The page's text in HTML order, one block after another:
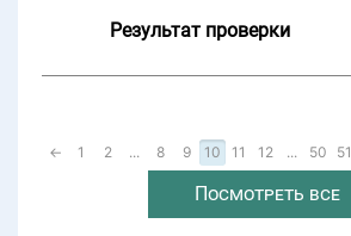
Результат проверки
← 1 2 ... 8 9 10 11 12 ... 50 51
Посмотреть все